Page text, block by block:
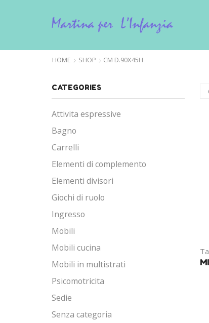
HOME SHOP CM D.90X45H
CATEGORIES
Attivita espressive
Bagno
Carrelli
Elementi di complemento
Elementi divisori
Giochi di ruolo
Ingresso
Mobili
Mobili cucina
Mobili in multistrati
Psicomotricita
Sedie
Senza categoria